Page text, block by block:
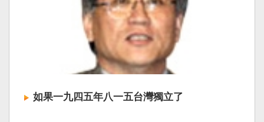
如果一九四五年八一五台灣獨立了